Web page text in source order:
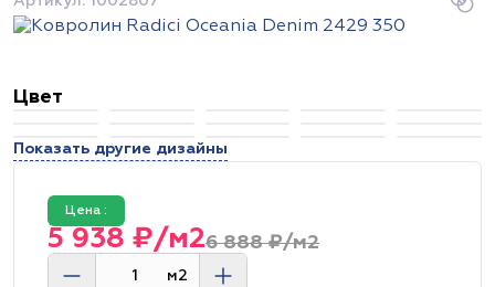
Цвет
Показать другие дизайны
Цена :
6 888 ₽/м2
5 938 ₽/м2
м2